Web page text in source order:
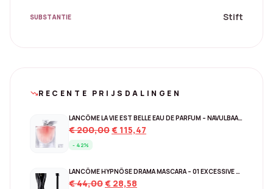
SUBSTANTIE Stift
trending_downRECENTE PRIJSDALINGEN
LANCÔME LA VIE EST BELLE EAU DE PARFUM – NAVULBAAR 150 ML
€200,00Original
€ 200,00.
€ 115,47
- 42%
LANCÔME HYPNÔSE DRAMA MASCARA – 01 EXCESSIVE BLACK
€44,00Original
€ 28,58